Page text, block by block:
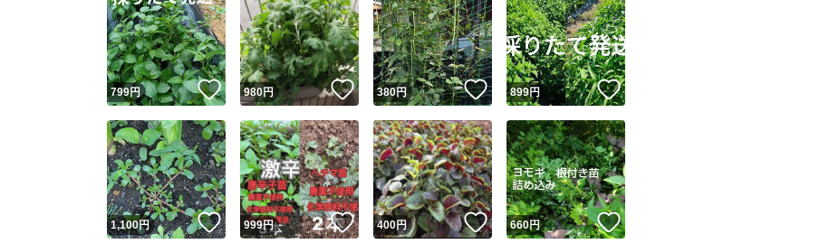
※このバッジは実績に基づく表示であり、発送を保証しているものではありません
スピード＆安心発送
このユーザーは高頻度で24時間以内＆設定した発送日数内に発
ます
スピード発送 このユーザーは高頻度で24時間以内に発送しています
安心発送 このユーザーは設定した発送日数内に発送しています
799円 いいね！
980円 いいね！
380円 いいね！
899円 いいね！
1,100円 いいね！
999円 いいね！
400円 いいね！
660円 いいね！